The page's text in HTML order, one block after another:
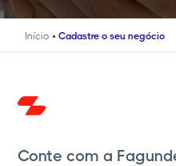
Início • Cadastre o seu negócio
Conte com a